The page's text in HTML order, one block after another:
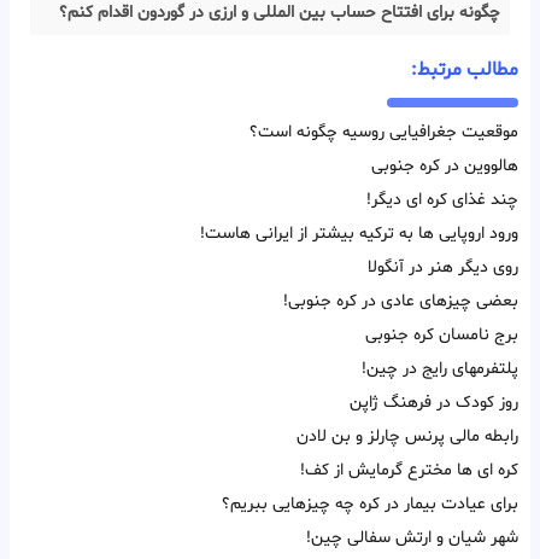
چگونه برای افتتاح حساب بین المللی و ارزی در گوردون اقدام کنم؟
مطالب مرتبط:
موقعیت جغرافیایی روسیه چگونه است؟
هالووین در کره جنوبی
چند غذای کره ای دیگر!
ورود اروپایی ها به ترکیه بیشتر از ایرانی هاست!
روی دیگر هنر در آنگولا
بعضی چیزهای عادی در کره جنوبی!
برج نامسان کره جنوبی
پلتفرمهای رایج در چین!
روز کودک در فرهنگ ژاپن
رابطه مالی پرنس چارلز و بن لادن
کره ای ها مخترع گرمایش از کف!
برای عیادت بیمار در کره چه چیزهایی ببریم؟
شهر شیان و ارتش سفالی چین!